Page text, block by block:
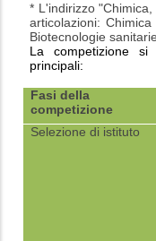
* L'indirizzo
articolazioni:
Biotecnologie
La competizione
principali:
Fasi della
competizione
Selezione di istituto